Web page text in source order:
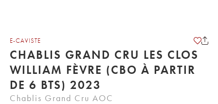
E-CAVISTE
CHABLIS GRAND CRU LES CLOS
WILLIAM FÈVRE (CBO À PARTIR
DE 6 BTS) 2023
Chablis Grand Cru AOC